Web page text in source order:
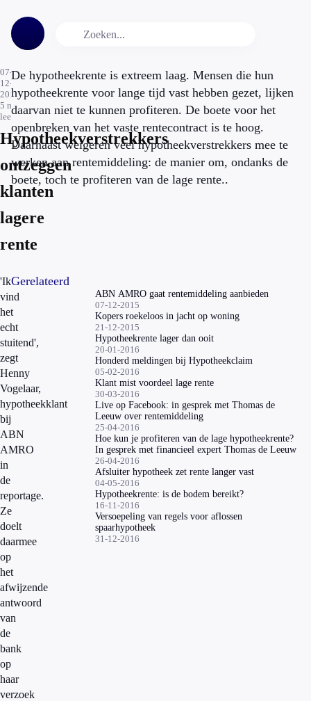
07-
12-
2015
5 min.
leestijd
Hypotheekverstrekkers
ontzeggen
klanten
lagere
rente
De hypotheekrente is extreem laag. Mensen die hun
hypotheekrente voor lange tijd vast hebben gezet, lijken
daarvan niet te kunnen profiteren. De boete voor het
openbreken van het vaste rentecontract is te hoog.
Daarnaast weigeren veel hypotheekverstrekkers mee te
werken aan rentemiddeling: de manier om, ondanks de
boete, toch te profiteren van de lage rente..
'Ik
vind
het
echt
stuitend',
zegt
Henny
Vogelaar,
hypotheekklant
bij
ABN
AMRO
in
de
reportage.
Ze
doelt
daarmee
op
het
afwijzende
antwoord
van
de
bank
op
haar
verzoek
Gerelateerd
ABN AMRO gaat rentemiddeling aanbieden
07-12-2015
Kopers roekeloos in jacht op woning
21-12-2015
Hypotheekrente lager dan ooit
20-01-2016
Honderd meldingen bij Hypotheekclaim
05-02-2016
Klant mist voordeel lage rente
30-03-2016
Live op Facebook: in gesprek met Thomas de
Leeuw over rentemiddeling
25-04-2016
Hoe kun je profiteren van de lage hypotheekrente?
In gesprek met financieel expert Thomas de Leeuw
26-04-2016
Afsluiter hypotheek zet rente langer vast
04-05-2016
Hypotheekrente: is de bodem bereikt?
16-11-2016
Versoepeling van regels voor aflossen
spaarhypotheek
31-12-2016